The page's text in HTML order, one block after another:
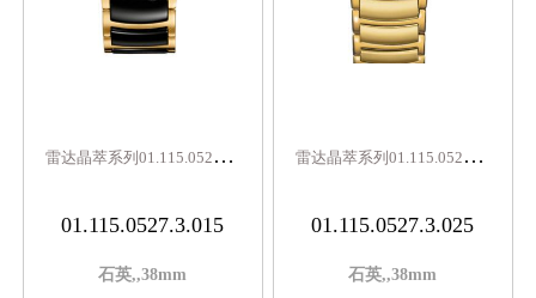
雷
达晶萃系列01.115.0527.3.015
01.115.0527.3.015
石英,,38mm
雷
达晶萃系列01.115.0527.3.025
01.115.0527.3.025
石英,,38mm